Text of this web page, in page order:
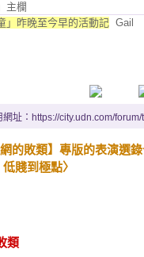
主欄
」昨晚至今早的活動記 Gail
網址：https://city.udn.com/
的敗類】專版的表演選
賤到極點〉
類